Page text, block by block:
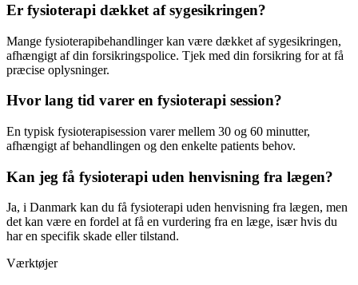
Er fysioterapi dækket af sygesikringen?
Mange fysioterapibehandlinger kan være dækket af sygesikringen,
afhængigt af din forsikringspolice. Tjek med din forsikring for at få
præcise oplysninger.
Hvor lang tid varer en fysioterapi session?
En typisk fysioterapisession varer mellem 30 og 60 minutter,
afhængigt af behandlingen og den enkelte patients behov.
Kan jeg få fysioterapi uden henvisning fra lægen?
Ja, i Danmark kan du få fysioterapi uden henvisning fra lægen, men
det kan være en fordel at få en vurdering fra en læge, især hvis du
har en specifik skade eller tilstand.
Værktøjer